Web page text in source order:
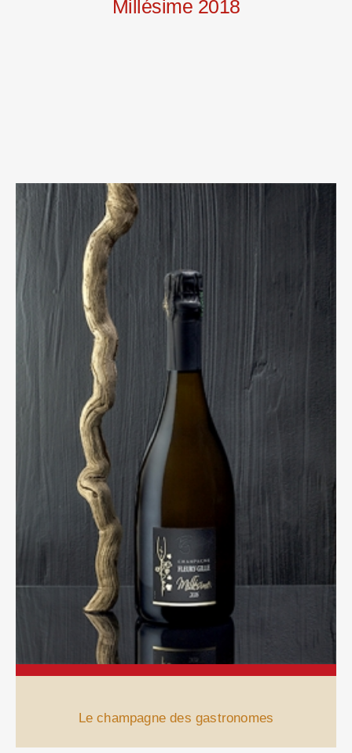
Millésime 2018
Le champagne des gastronomes